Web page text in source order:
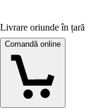
Livrare oriunde în țară
Comandă online